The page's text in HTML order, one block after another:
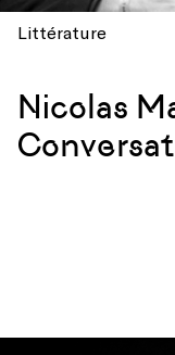
Littérature
Nicolas